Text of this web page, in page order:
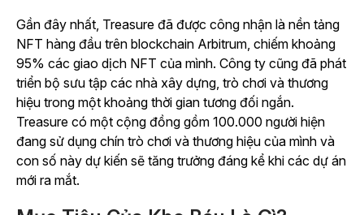
Gần đây nhất, Treasure đã được công nhận là nền tảng
NFT hàng đầu trên blockchain Arbitrum, chiếm khoảng
95% các giao dịch NFT của mình. Công ty cũng đã phát
triển bộ sưu tập các nhà xây dựng, trò chơi và thương
hiệu trong một khoảng thời gian tương đối ngắn.
Treasure có một cộng đồng gồm 100.000 người hiện
đang sử dụng chín trò chơi và thương hiệu của mình và
con số này dự kiến sẽ tăng trưởng đáng kể khi các dự án
mới ra mắt.